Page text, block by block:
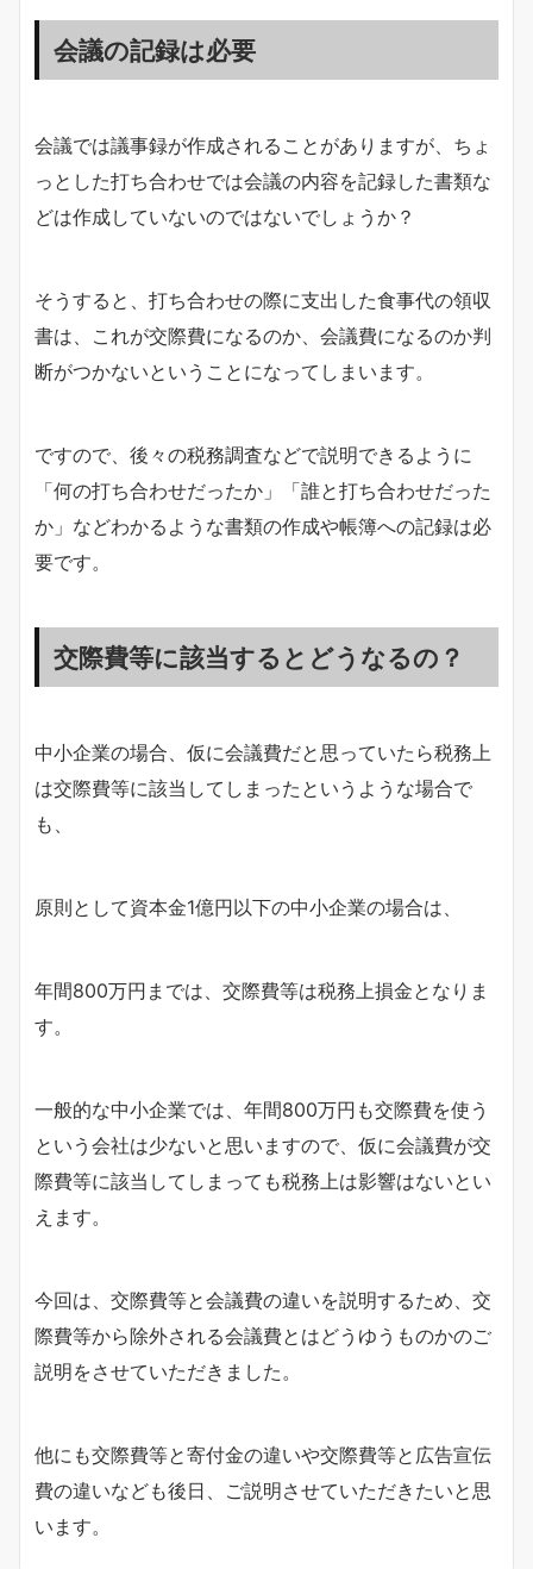
会議の記録は必要
会議では議事録が作成されることがありますが、ちょ
っとした打ち合わせでは会議の内容を記録した書類な
どは作成していないのではないでしょうか？
そうすると、打ち合わせの際に支出した食事代の領収
書は、これが交際費になるのか、会議費になるのか判
断がつかないということになってしまいます。
ですので、後々の税務調査などで説明できるように
「何の打ち合わせだったか」「誰と打ち合わせだった
か」などわかるような書類の作成や帳簿への記録は必
要です。
交際費等に該当するとどうなるの？
中小企業の場合、仮に会議費だと思っていたら税務上
は交際費等に該当してしまったというような場合で
も、
原則として資本金1億円以下の中小企業の場合は、
年間800万円までは、交際費等は税務上損金となりま
す。
一般的な中小企業では、年間800万円も交際費を使う
という会社は少ないと思いますので、仮に会議費が交
際費等に該当してしまっても税務上は影響はないとい
えます。
今回は、交際費等と会議費の違いを説明するため、交
際費等から除外される会議費とはどうゆうものかのご
説明をさせていただきました。
他にも交際費等と寄付金の違いや交際費等と広告宣伝
費の違いなども後日、ご説明させていただきたいと思
います。